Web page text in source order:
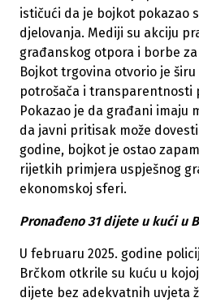
ističući da je bojkot pokazao
djelovanja. Mediji su akciju
građanskog otpora i borbe
Bojkot trgovina otvorio je
potrošača i transparentnosti
Pokazao je da građani imaju
da javni pritisak može
godine, bojkot je ostao
rijetkih primjera uspješnog
ekonomskoj sferi.
Pronađeno 31 dijete u kući u
U februaru 2025. godine
Brčkom otkrile su kuću u
dijete bez adekvatnih uvjeta